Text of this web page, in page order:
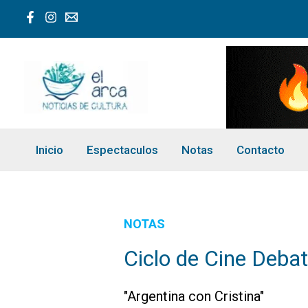
Inicio Espectaculos Notas Contacto
NOTAS
Ciclo de Cine
"Argentina con Cristina"